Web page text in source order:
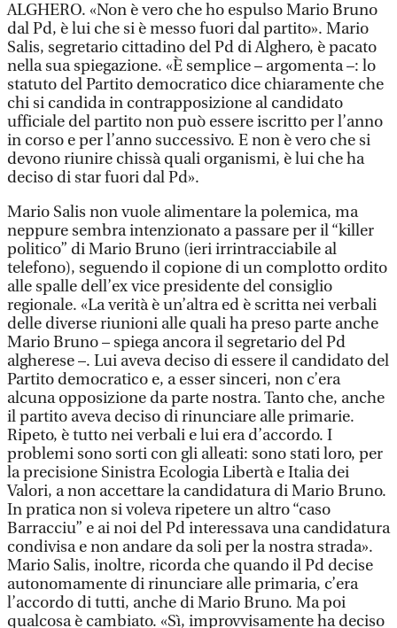
ALGHERO. «Non è vero che ho espulso Mario Bruno
dal Pd, è lui che si è messo fuori dal partito». Mario
Salis, segretario cittadino del Pd di Alghero, è pacato
nella sua spiegazione. «È semplice – argomenta –: lo
statuto del Partito democratico dice chiaramente che
chi si candida in contrapposizione al candidato
ufficiale del partito non può essere iscritto per l’anno
in corso e per l’anno successivo. E non è vero che si
devono riunire chissà quali organismi, è lui che ha
deciso di star fuori dal Pd».
Mario Salis non vuole alimentare la polemica, ma
neppure sembra intenzionato a passare per il “killer
politico” di Mario Bruno (ieri irrintracciabile al
telefono), seguendo il copione di un complotto ordito
alle spalle dell’ex vice presidente del consiglio
regionale. «La verità è un’altra ed è scritta nei verbali
delle diverse riunioni alle quali ha preso parte anche
Mario Bruno – spiega ancora il segretario del Pd
algherese –. Lui aveva deciso di essere il candidato del
Partito democratico e, a esser sinceri, non c’era
alcuna opposizione da parte nostra. Tanto che, anche
il partito aveva deciso di rinunciare alle primarie.
Ripeto, è tutto nei verbali e lui era d’accordo. I
problemi sono sorti con gli alleati: sono stati loro, per
la precisione Sinistra Ecologia Libertà e Italia dei
Valori, a non accettare la candidatura di Mario Bruno.
In pratica non si voleva ripetere un altro “caso
Barracciu” e ai noi del Pd interessava una candidatura
condivisa e non andare da soli per la nostra strada».
Mario Salis, inoltre, ricorda che quando il Pd decise
autonomamente di rinunciare alle primaria, c’era
l’accordo di tutti, anche di Mario Bruno. Ma poi
qualcosa è cambiato. «Sì, improvvisamente ha deciso